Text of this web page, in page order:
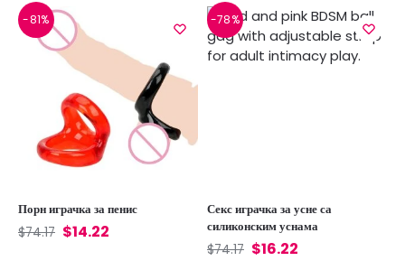
-81%
Порн играчка за пенис
$74.17 $14.22
-78%
Секс играчка за усне са
силиконским уснама
$74.17 $16.22